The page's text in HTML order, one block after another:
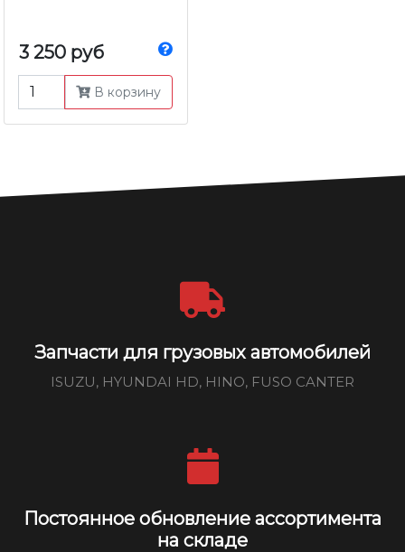
3 250 руб
В корзину
Запчасти для грузовых автомобилей
ISUZU, HYUNDAI HD, HINO, FUSO CANTER
Постоянное обновление ассортимента
на складе